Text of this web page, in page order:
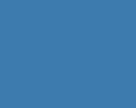
vielen Grafiken
Einstieg in das Handels-